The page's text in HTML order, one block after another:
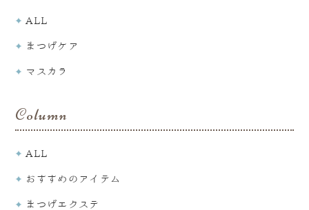
ALL
まつげケア
マスカラ
Column
ALL
おすすめのアイテム
まつげエクステ